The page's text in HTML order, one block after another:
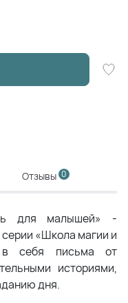
Отзывы 0
для малышей» -
«Школа магии и
в себя письма от
историями,
дня.